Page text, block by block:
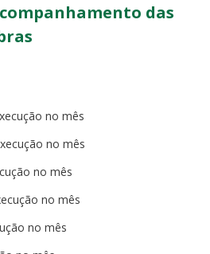
das
no mês
no mês
no mês
no mês
no mês